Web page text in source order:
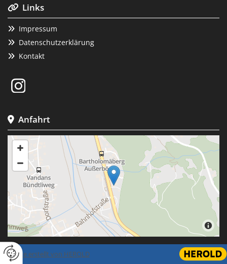
 Links
 Impressum
 Datenschutzerklärung
 Kontakt
 Anfahrt
Website erstellt von HEROLD